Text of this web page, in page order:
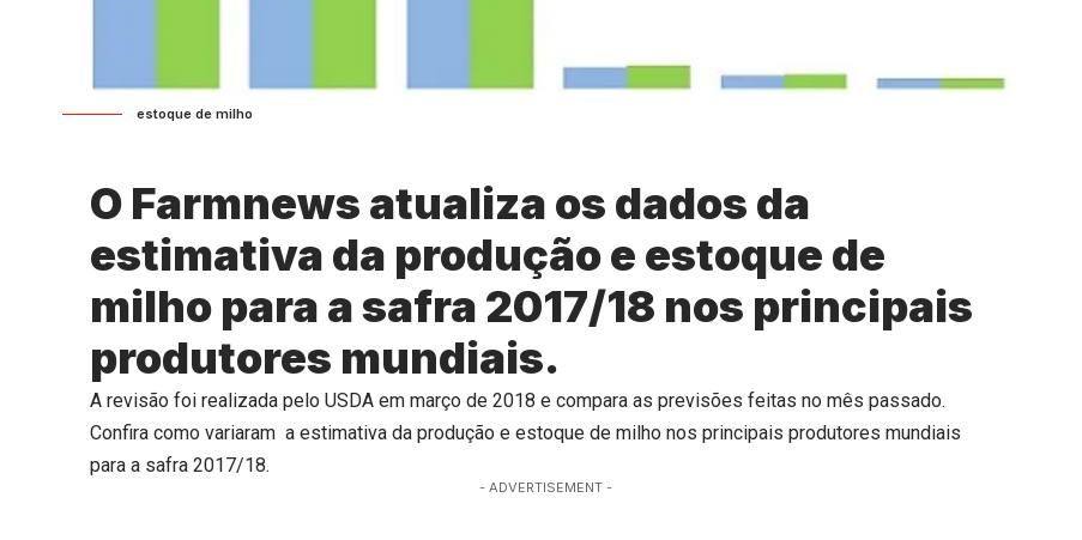
estoque de milho
O Farmnews atualiza os dados da
estimativa da produção e estoque de
milho para a safra 2017/18 nos principais
produtores mundiais.
A revisão foi realizada pelo USDA em março de 2018 e compara as previsões feitas no mês passado.
Confira como variaram a estimativa da produção e estoque de milho nos principais produtores mundiais
para a safra 2017/18.
- ADVERTISEMENT -